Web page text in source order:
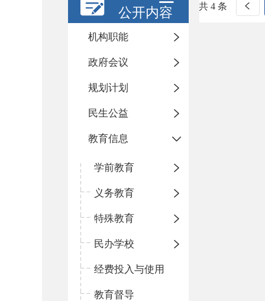
公开内容
机构职能
政府会议
规划计划
民生公益
教育信息
学前教育
义务教育
特殊教育
民办学校
经费投入与使用
教育督导
共 4 条